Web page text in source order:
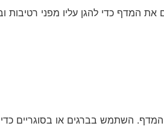
את המדף כדי להגן עליו מפני
השתמש בברגים או בסוגריים